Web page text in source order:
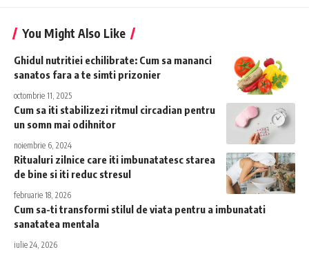
You Might Also Like
Ghidul nutritiei echilibrate: Cum sa mananci
sanatos fara a te simti prizonier
octombrie 11, 2025
Cum sa iti stabilizezi ritmul circadian pentru
un somn mai odihnitor
noiembrie 6, 2024
Ritualuri zilnice care iti imbunatatesc starea
de bine si iti reduc stresul
februarie 18, 2026
Cum sa-ti transformi stilul de viata pentru a imbunatati
sanatatea mentala
iulie 24, 2026